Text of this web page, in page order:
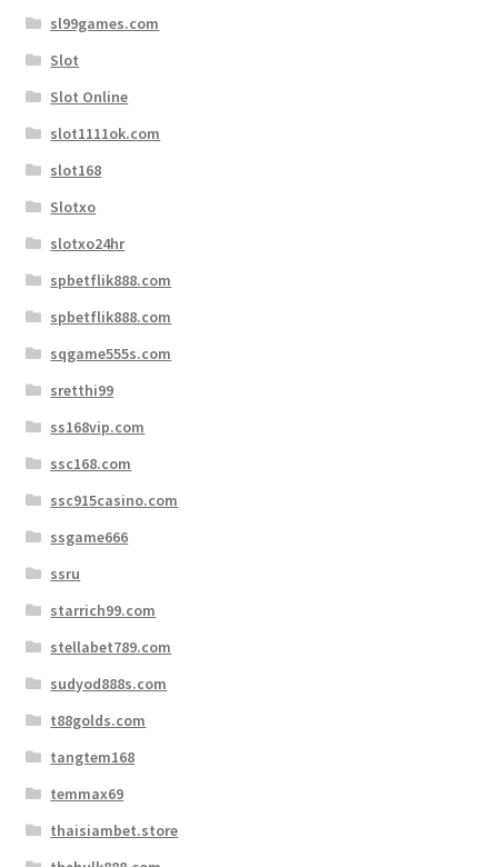
sl99games.com
Slot
Slot Online
slot1111ok.com
slot168
Slotxo
slotxo24hr
spbetflik888.com
spbetflik888.com
sqgame555s.com
sretthi99
ss168vip.com
ssc168.com
ssc915casino.com
ssgame666
ssru
starrich99.com
stellabet789.com
sudyod888s.com
t88golds.com
tangtem168
temmax69
thaisiambet.store